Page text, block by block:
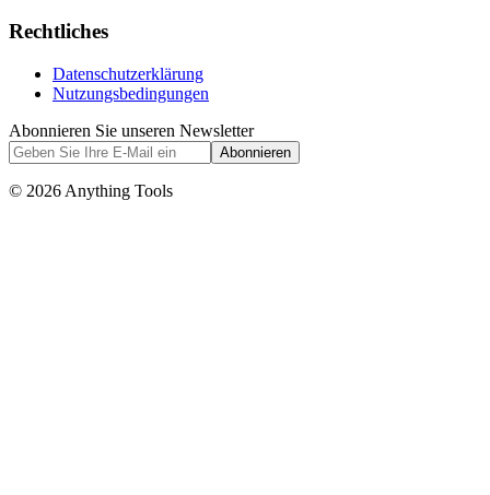
Rechtliches
Datenschutzerklärung
Nutzungsbedingungen
Abonnieren Sie unseren Newsletter
Abonnieren
© 2026 Anything Tools